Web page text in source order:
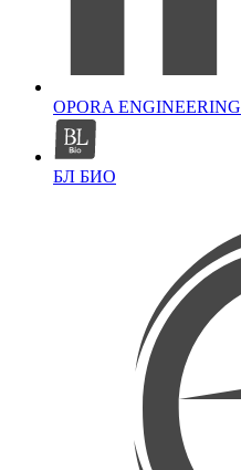
OPORA ENGINEERING
БЛ БИО